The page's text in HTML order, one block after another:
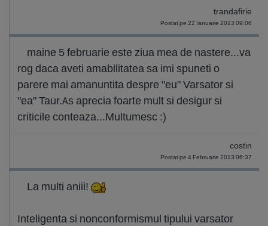
trandafirie
Postat pe 22 Ianuarie 2013 09:06
maine 5 februarie este ziua mea de nastere...va
rog daca aveti amabilitatea sa imi spuneti o
parere mai amanuntita despre "eu" Varsator si
"ea" Taur.As aprecia foarte mult si desigur si
criticile conteaza...Multumesc :)
costin
Postat pe 4 Februarie 2013 06:37
La multi aniii!
Inteligenta si nonconformismul tipului varsator